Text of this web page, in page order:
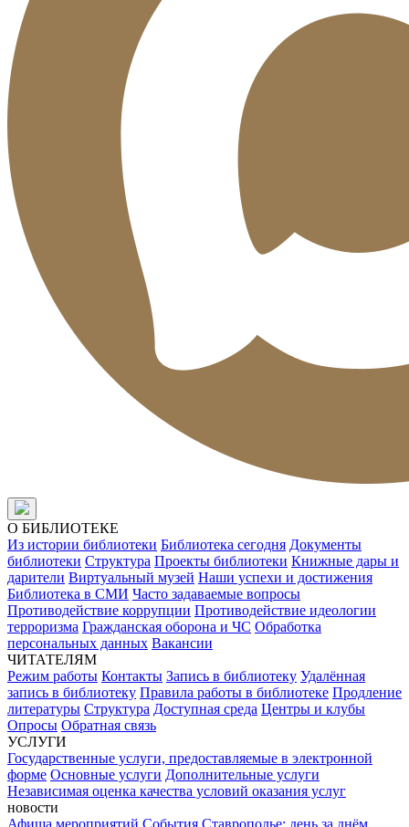
О БИБЛИОТЕКЕ
Из истории библиотеки Библиотека сегодня Документы
библиотеки Структура Проекты библиотеки Книжные дары и
дарители Виртуальный музей Наши успехи и достижения
Библиотека в СМИ Часто задаваемые вопросы
Противодействие коррупции Противодействие идеологии
терроризма Гражданская оборона и ЧС Обработка
персональных данных Вакансии
ЧИТАТЕЛЯМ
Режим работы Контакты Запись в библиотеку Удалённая
запись в библиотеку Правила работы в библиотеке Продление
литературы Структура Доступная среда Центры и клубы
Опросы Обратная связь
УСЛУГИ
Государственные услуги, предоставляемые в электронной
форме Основные услуги Дополнительные услуги
Независимая оценка качества условий оказания услуг
новости
Афиша мероприятий События Ставрополье: день за днём